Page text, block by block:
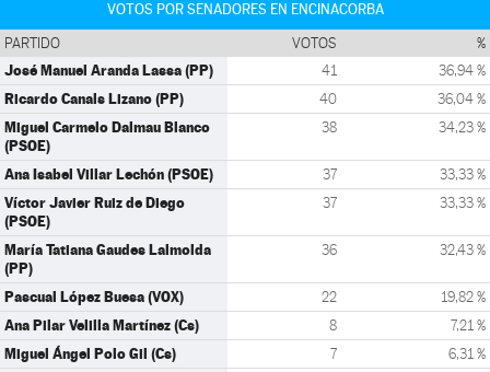
VOTOS POR SENADORES EN ENCINACORBA
PARTIDO VOTOS %
José Manuel Aranda Lassa (PP) 41 36,94 %
Ricardo Canals Lizano (PP) 40 36,04 %
Miguel Carmelo Dalmau Blanco
(PSOE)
38 34,23 %
Ana Isabel Villar Lechón (PSOE) 37 33,33 %
Víctor Javier Ruiz de Diego
(PSOE)
37 33,33 %
María Tatiana Gaudes Lalmolda
(PP)
36 32,43 %
Pascual López Buesa (VOX) 22 19,82 %
Ana Pilar Velilla Martínez (Cs) 8 7,21 %
Miguel Ángel Polo Gil (Cs) 7 6,31 %